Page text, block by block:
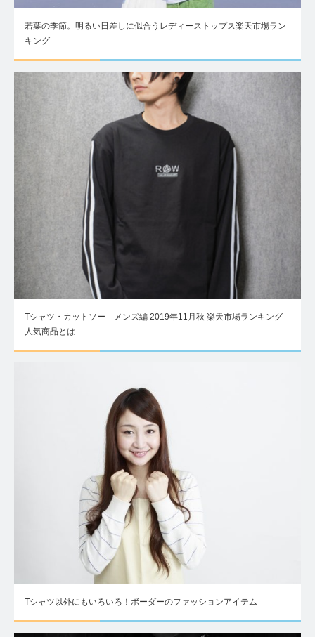
若葉の季節。明るい日差しに似合うレディーストップス楽天市場ラン
キング
Tシャツ・カットソー メンズ編 2019年11月秋 楽天市場ランキング
人気商品とは
Tシャツ以外にもいろいろ！ボーダーのファッションアイテム